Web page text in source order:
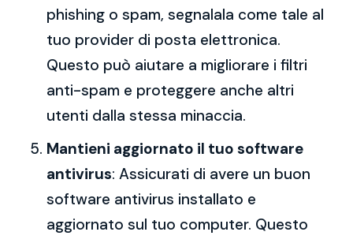
phishing o spam, segnalala come tale al
tuo provider di posta elettronica.
Questo può aiutare a migliorare i filtri
anti-spam e proteggere anche altri
utenti dalla stessa minaccia.
Mantieni aggiornato il tuo software
antivirus: Assicurati di avere un buon
software antivirus installato e
aggiornato sul tuo computer. Questo